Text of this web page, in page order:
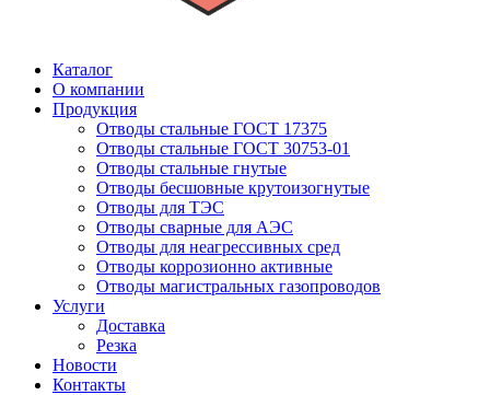
Каталог
О компании
Продукция
Отводы стальные ГОСТ 17375
Отводы стальные ГОСТ 30753-01
Отводы стальные гнутые
Отводы бесшовные крутоизогнутые
Отводы для ТЭС
Отводы сварные для АЭС
Отводы для неагрессивных сред
Отводы коррозионно активные
Отводы магистральных газопроводов
Услуги
Доставка
Резка
Новости
Контакты